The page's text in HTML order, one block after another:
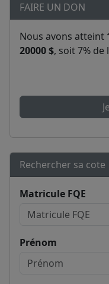
FAIRE UN DON
Nous avons atteint
20000 $, soit 7% de
Rechercher sa cote
Matricule FQE
Prénom